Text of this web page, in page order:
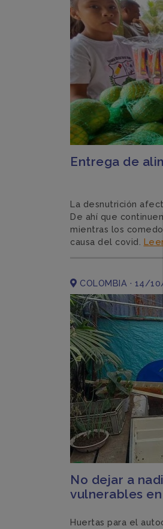
Entrega de
La desnutrición
De ahí que
mientras los
causa del covid. Leer
COLOMBIA · 14/
No dejar a
vulnerables
Huertas para el